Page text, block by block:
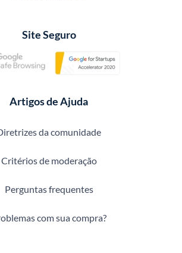
Site Seguro
Artigos de Ajuda
da comunidade
Critérios de moderação
Perguntas frequentes
com sua compra?